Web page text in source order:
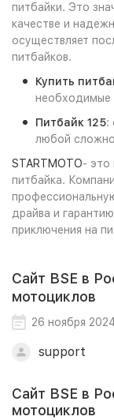
питбайки. Это
качестве и
осуществляет
питбайков.
Купить
необходимые
Питбайк 125:
любой
STARTMOTO- это
питбайка.
драйва и
приключения на
Сайт BSE в
мотоциклов
26 ноября 2024
support
Сайт BSE в
мотоциклов